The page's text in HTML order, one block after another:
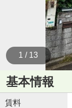
1 / 13
基本情報
賃料